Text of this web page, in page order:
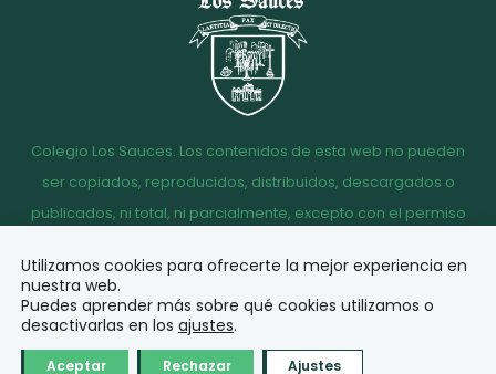
Colegio Los Sauces. Los contenidos de esta web no pueden
ser copiados, reproducidos, distribuidos, descargados o
publicados, ni total, ni parcialmente, excepto con el permiso
Aviso
legal
Política de
Privacidad
Política de
Cookies
Acceso
Utilizamos cookies para ofrecerte la mejor experiencia en
nuestra web.
Puedes aprender más sobre qué cookies utilizamos o
desactivarlas en los ajustes.
Aceptar Rechazar Ajustes